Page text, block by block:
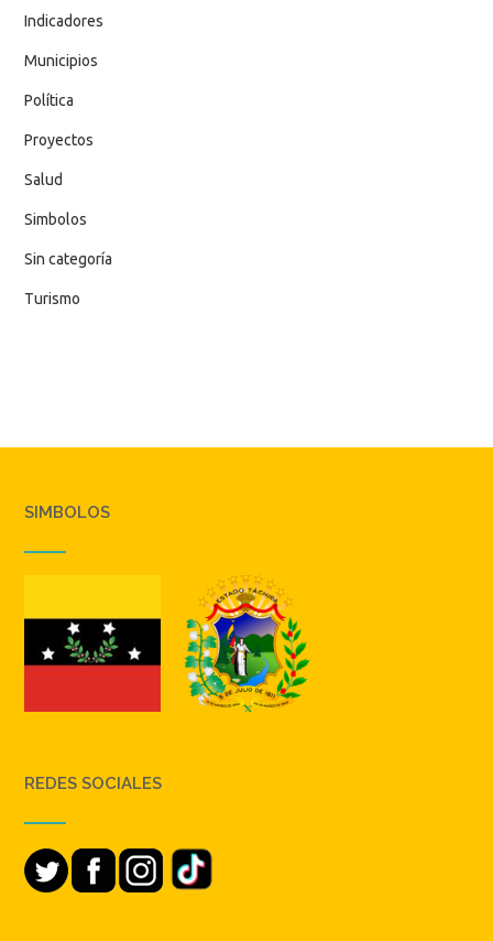
Indicadores
Municipios
Política
Proyectos
Salud
Simbolos
Sin categoría
Turismo
SIMBOLOS
REDES SOCIALES